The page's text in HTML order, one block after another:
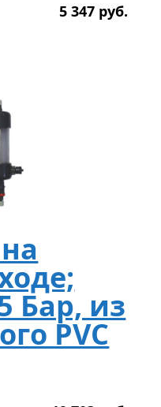
5 347 руб.
Бар, из
PVC